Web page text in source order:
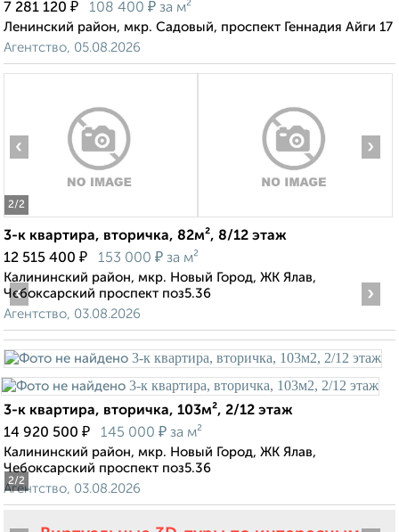
7 281 120 ₽ 108 400 ₽ за м²
Ленинский район, мкр. Садовый, проспект Геннадия Айги 17
Агентство, 05.08.2026
2/2
‹ ›
3-к квартира, вторичка, 82м², 8/12 этаж
12 515 400 ₽ 153 000 ₽ за м²
Калининский район, мкр. Новый Город, ЖК Ялав,
Чебоксарский проспект поз5.36
Агентство, 03.08.2026
2/2
‹ ›
3-к квартира, вторичка, 103м², 2/12 этаж
14 920 500 ₽ 145 000 ₽ за м²
Калининский район, мкр. Новый Город, ЖК Ялав,
Чебоксарский проспект поз5.36
Агентство, 03.08.2026